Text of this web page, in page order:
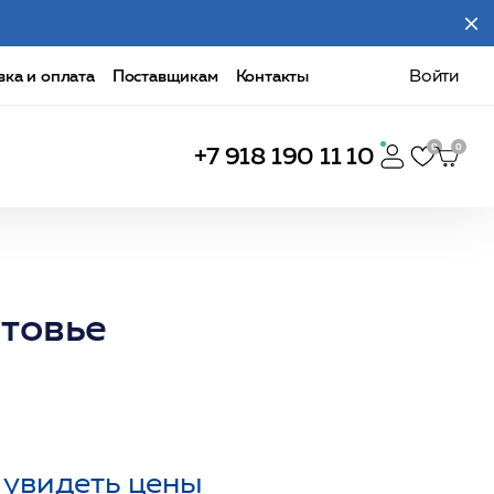
и оплата Поставщикам Контакты Войти
+7 918 190 11 10
цены